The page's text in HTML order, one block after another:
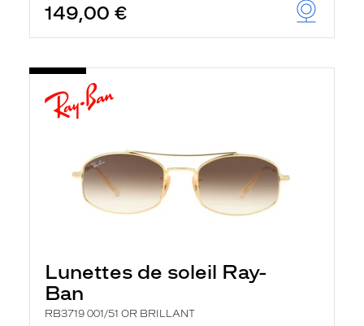
149,00 €
Lunettes de soleil Ray-
Ban
RB3719 001/51 OR BRILLANT